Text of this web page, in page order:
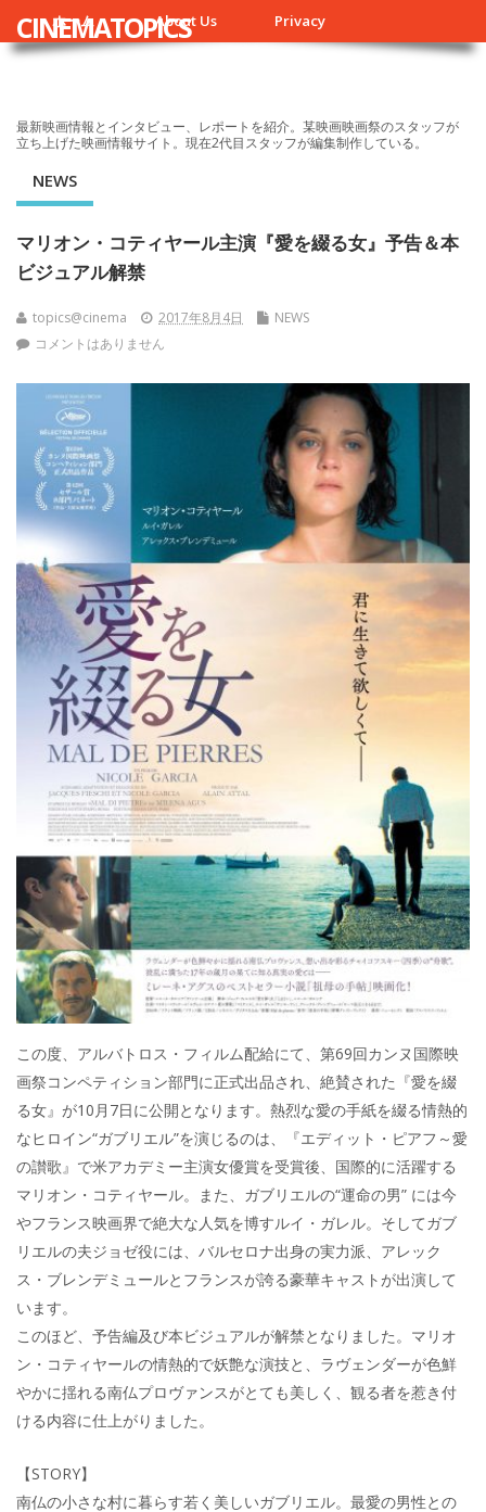
ホーム About Us Privacy
CINEMATOPICS
最新映画情報とインタビュー、レポートを紹介。某映画映画祭のスタッフが
立ち上げた映画情報サイト。現在2代目スタッフが編集制作している。
NEWS
マリオン・コティヤール主演『愛を綴る女』予告＆本
ビジュアル解禁
topics@cinema 2017年8月4日
NEWS
コメントはありません
この度、アルバトロス・フィルム配給にて、第69回カンヌ国際映
画祭コンペティション部門に正式出品され、絶賛された『愛を綴
る女』が10月7日に公開となります。熱烈な愛の手紙を綴る情熱的
なヒロイン“ガブリエル”を演じるのは、『エディット・ピアフ～愛
の讃歌』で米アカデミー主演女優賞を受賞後、国際的に活躍する
マリオン・コティヤール。また、ガブリエルの“運命の男” には今
やフランス映画界で絶大な人気を博すルイ・ガレル。そしてガブ
リエルの夫ジョゼ役には、バルセロナ出身の実力派、アレック
ス・ブレンデミュールとフランスが誇る豪華キャストが出演して
います。
このほど、予告編及び本ビジュアルが解禁となりました。マリオ
ン・コティヤールの情熱的で妖艶な演技と、ラヴェンダーが色鮮
やかに揺れる南仏プロヴァンスがとても美しく、観る者を惹き付
ける内容に仕上がりました。
【STORY】
南仏の小さな村に暮らす若く美しいガブリエル。最愛の男性との